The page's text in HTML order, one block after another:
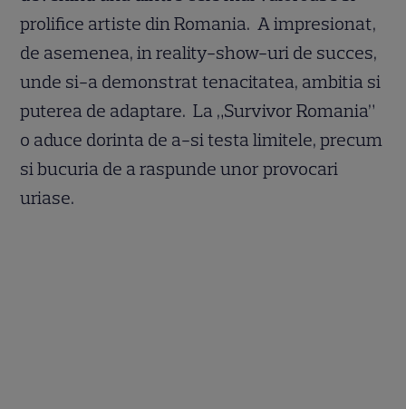
prolifice artiste din Romania. A impresionat,
de asemenea, in reality-show-uri de succes,
unde si-a demonstrat tenacitatea, ambitia si
puterea de adaptare. La „Survivor Romania”
o aduce dorinta de a-si testa limitele, precum
si bucuria de a raspunde unor provocari
uriase.